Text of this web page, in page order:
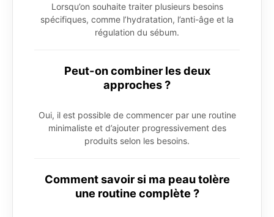
Lorsqu’on souhaite traiter plusieurs besoins
spécifiques, comme l’hydratation, l’anti-âge et la
régulation du sébum.
Peut-on combiner les deux
approches ?
Oui, il est possible de commencer par une routine
minimaliste et d’ajouter progressivement des
produits selon les besoins.
Comment savoir si ma peau tolère
une routine complète ?